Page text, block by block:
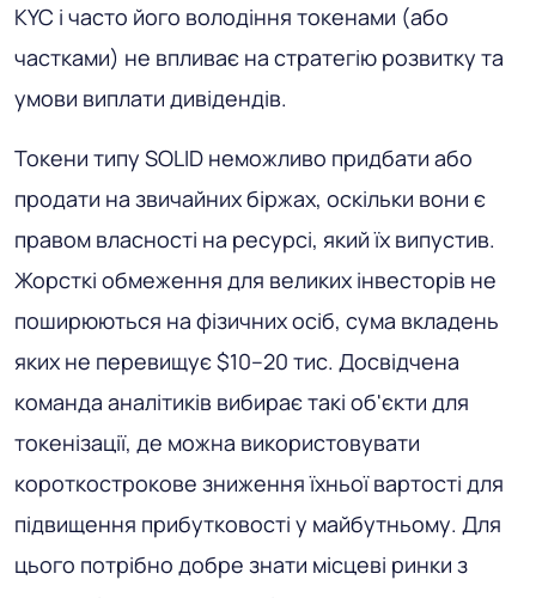
KYC і часто його володіння токенами (або
частками) не впливає на стратегію розвитку та
умови виплати дивідендів.
Токени типу SOLID неможливо придбати або
продати на звичайних біржах, оскільки вони є
правом власності на ресурсі, який їх випустив.
Жорсткі обмеження для великих інвесторів не
поширюються на фізичних осіб, сума вкладень
яких не перевищує $10–20 тис. Досвідчена
команда аналітиків вибирає такі об'єкти для
токенізації, де можна використовувати
короткострокове зниження їхньої вартості для
підвищення прибутковості у майбутньому. Для
цього потрібно добре знати місцеві ринки з